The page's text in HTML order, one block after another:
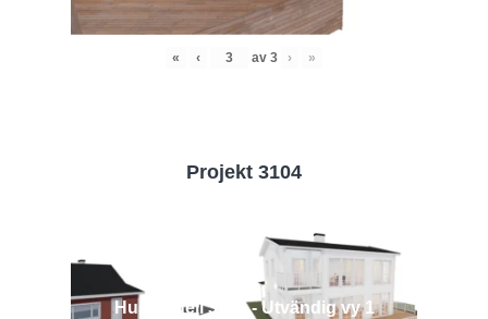
« ‹ av 3 › »
Projekt 3104
Husmodell 3104 - Utvändig vy 1